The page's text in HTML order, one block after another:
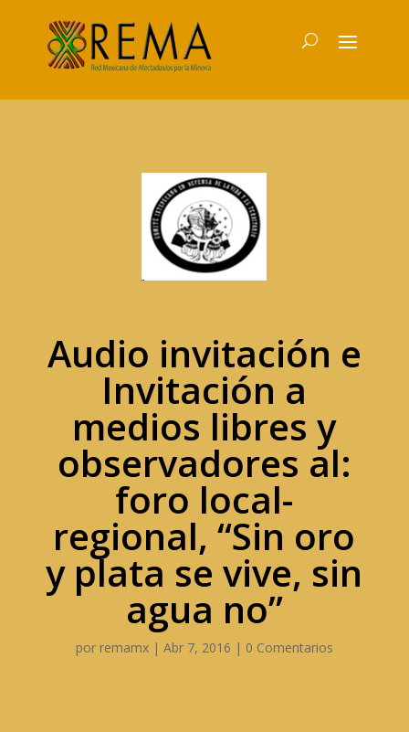
Audio invitación e
Invitación a
medios libres y
observadores al:
foro local-
regional, “Sin oro
y plata se vive, sin
agua no”
por remamx| Abr 7, 2016 | 0 Comentarios